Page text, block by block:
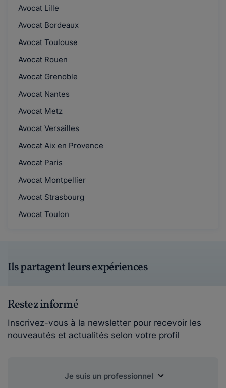
Avocat Lille
Avocat Bordeaux
Avocat Toulouse
Avocat Rouen
Avocat Grenoble
Avocat Nantes
Avocat Metz
Avocat Versailles
Avocat Aix en Provence
Avocat Paris
Avocat Montpellier
Avocat Strasbourg
Avocat Toulon
Ils partagent leurs expériences
Restez informé
Inscrivez-vous à la newsletter pour recevoir les
nouveautés et actualités selon votre profil